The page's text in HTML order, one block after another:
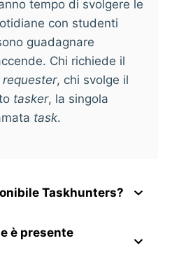
tempo di svolgere le
con studenti
guadagnare
Chi richiede il
requester, chi svolge il
tasker, la singola
task.
Taskhunters?
è presente